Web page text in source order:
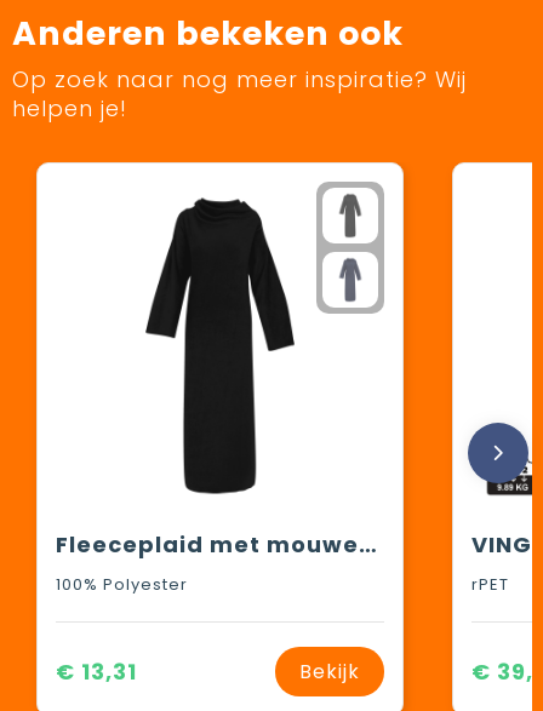
Anderen bekeken ook
Op zoek naar nog meer inspiratie? Wij
helpen je!
Fleeceplaid met mouwen 150x120 cm, 200 gr/m²
100% Polyester
€ 13,31 Bekijk
rPET
€